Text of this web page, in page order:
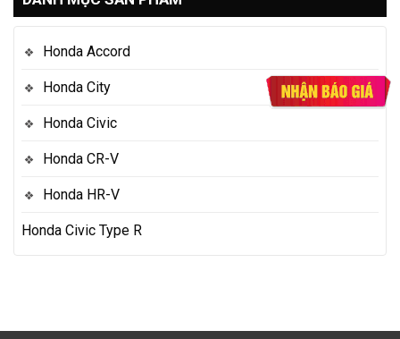
Honda Accord
Honda City
Honda Civic
Honda CR-V
Honda HR-V
Honda Civic Type R